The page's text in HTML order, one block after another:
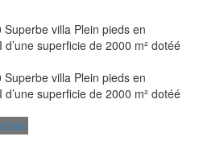
villa Plein pieds en
superficie de 2000 m² dotéé
villa Plein pieds en
superficie de 2000 m² dotéé